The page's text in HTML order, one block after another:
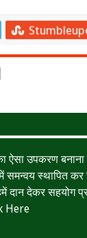
ऐसा उपकरण
समन्वय स्थापित
दान देकर सहयोग
Here